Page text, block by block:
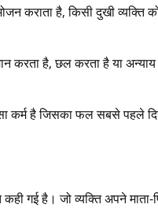
कराता है, किसी दुखी व्यक्ति
करता है, छल करता है या
कर्म है जिसका फल सबसे पहले
गई है। जो व्यक्ति अपने